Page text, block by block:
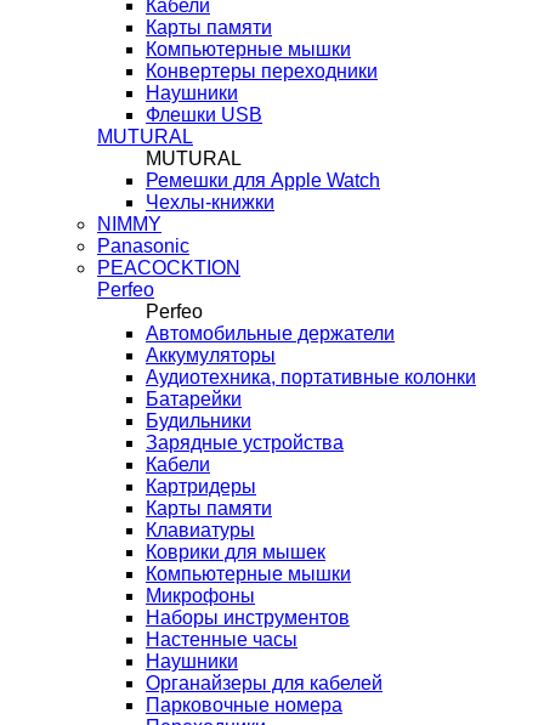
Кабели
Карты памяти
Компьютерные мышки
Конвертеры переходники
Наушники
Флешки USB
MUTURAL
MUTURAL
Ремешки для Apple Watch
Чехлы-книжки
NIMMY
Panasonic
PEACOCKTION
Perfeo
Perfeo
Автомобильные держатели
Аккумуляторы
Аудиотехника, портативные колонки
Батарейки
Будильники
Зарядные устройства
Кабели
Картридеры
Карты памяти
Клавиатуры
Коврики для мышек
Компьютерные мышки
Микрофоны
Наборы инструментов
Настенные часы
Наушники
Органайзеры для кабелей
Парковочные номера